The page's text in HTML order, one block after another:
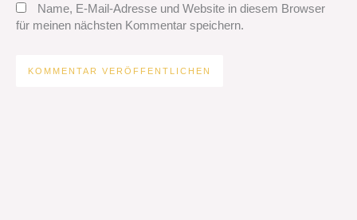
Name, E-Mail-Adresse und Website in diesem Browser
für meinen nächsten Kommentar speichern.